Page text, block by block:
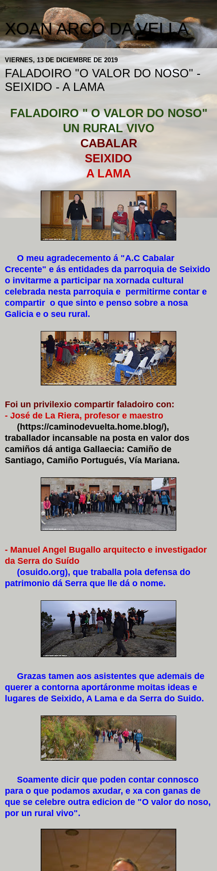
XOAN ARCO DA VELLA
VIERNES, 13 DE DICIEMBRE DE 2019
FALADOIRO "O VALOR DO NOSO" -
SEIXIDO - A LAMA
FALADOIRO " O VALOR DO NOSO"
UN RURAL VIVO
CABALAR
SEIXIDO
A LAMA
O meu agradecemento á "A.C Cabalar
Crecente" e ás entidades da parroquia de Seixido
o invitarme a participar na xornada cultural
celebrada nesta parroquia e permitirme contar e
compartir o que sinto e penso sobre a nosa
Galicia e o seu rural.
Foi un privilexio compartir faladoiro con:
- José de La Riera, profesor e maestro
(https://caminodevuelta.home.blog/),
traballador incansable na posta en valor dos
camiños dá antiga Gallaecia: Camiño de
Santiago, Camiño Portugués, Vía Mariana.
- Manuel Angel Bugallo arquitecto e investigador
da Serra do Suído
(osuido.org), que traballa pola defensa do
patrimonio dá Serra que lle dá o nome.
Grazas tamen aos asistentes que ademais de
querer a contorna aportáronme moitas ideas e
lugares de Seixido, A Lama e da Serra do Suido.
Soamente dicir que poden contar connosco
para o que podamos axudar, e xa con ganas de
que se celebre outra edicion de "O valor do noso,
por un rural vivo".